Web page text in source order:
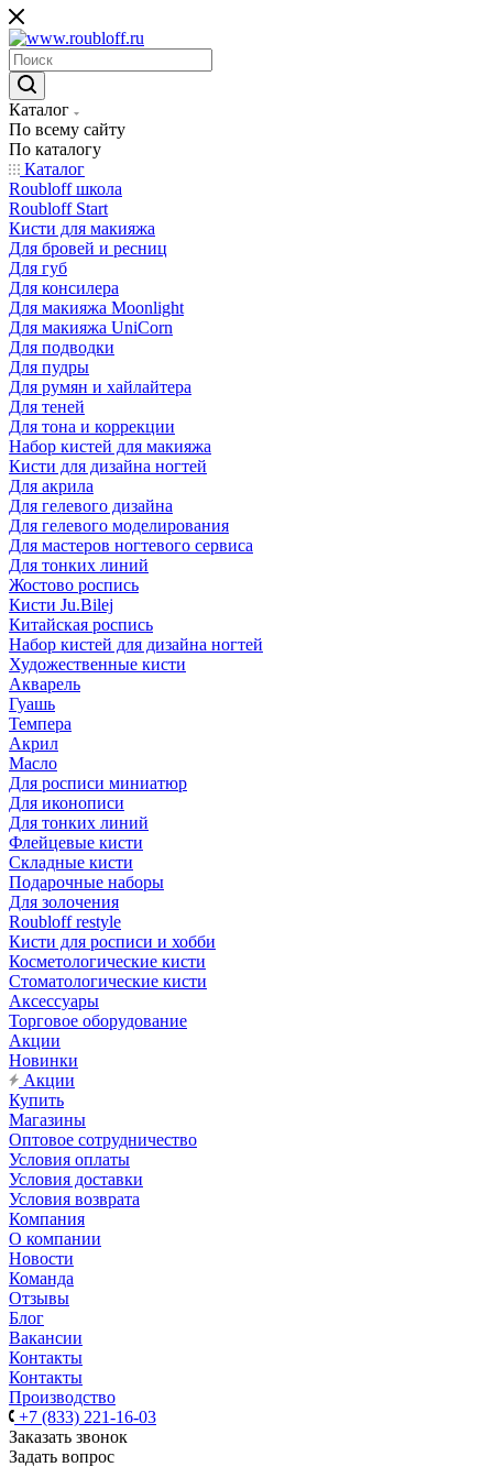
Каталог
По всему сайту
По каталогу
Каталог
Roubloff школа
Roubloff Start
Кисти для макияжа
Для бровей и ресниц
Для губ
Для консилера
Для макияжа Moonlight
Для макияжа UniCorn
Для подводки
Для пудры
Для румян и хайлайтера
Для теней
Для тона и коррекции
Набор кистей для макияжа
Кисти для дизайна ногтей
Для акрила
Для гелевого дизайна
Для гелевого моделирования
Для мастеров ногтевого сервиса
Для тонких линий
Жостово роспись
Кисти Ju.Bilej
Китайская роспись
Набор кистей для дизайна ногтей
Художественные кисти
Акварель
Гуашь
Темпера
Акрил
Масло
Для росписи миниатюр
Для иконописи
Для тонких линий
Флейцевые кисти
Складные кисти
Подарочные наборы
Для золочения
Roubloff restyle
Кисти для росписи и хобби
Косметологические кисти
Стоматологические кисти
Аксессуары
Торговое оборудование
Акции
Новинки
Акции
Купить
Магазины
Оптовое сотрудничество
Условия оплаты
Условия доставки
Условия возврата
Компания
О компании
Новости
Команда
Отзывы
Блог
Вакансии
Контакты
Контакты
Производство
+7 (833) 221-16-03
Заказать звонок
Задать вопрос